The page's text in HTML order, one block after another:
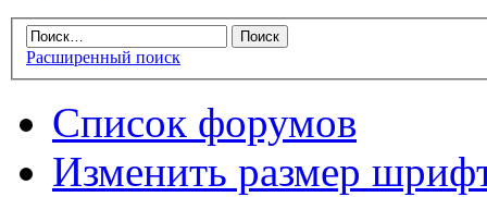
Расширенный поиск
Список форумов
Изменить размер